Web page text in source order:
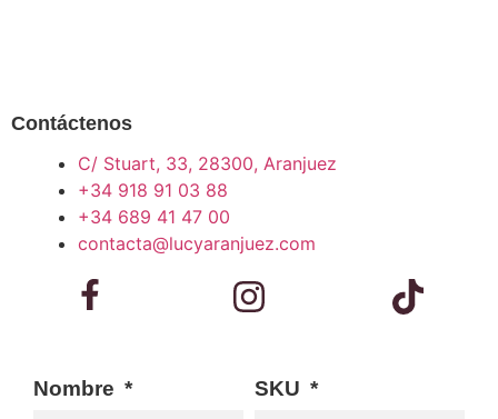
Contáctenos
C/ Stuart, 33, 28300, Aranjuez
+34 918 91 03 88
+34 689 41 47 00
contacta@lucyaranjuez.com
Nombre SKU